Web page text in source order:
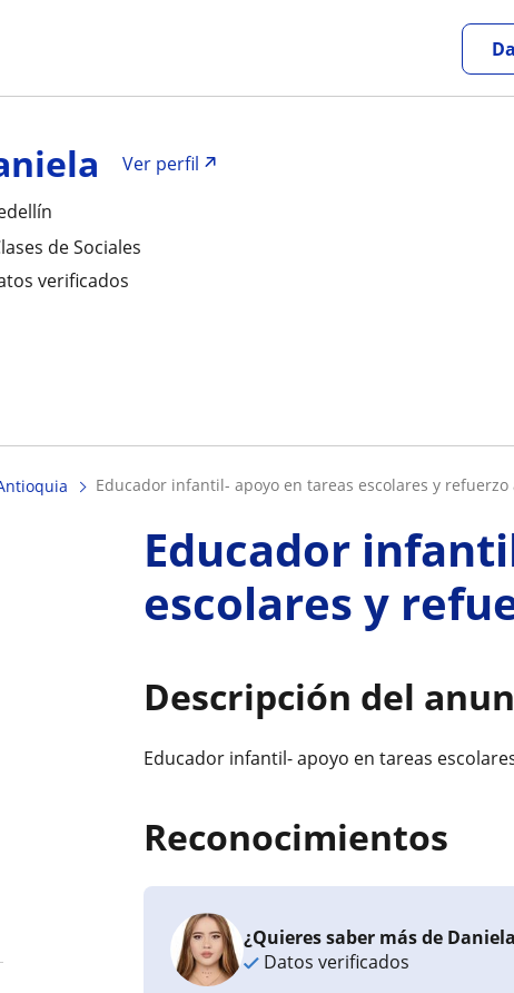
Ver perfil
de Sociales
verificados
educador infantil- apoyo en tareas escolares y refuerzo
Educador
escolares y
Descripción del
Educador infantil- apoyo en tareas
Reconocimientos
¿Quieres saber más de
Datos verificados